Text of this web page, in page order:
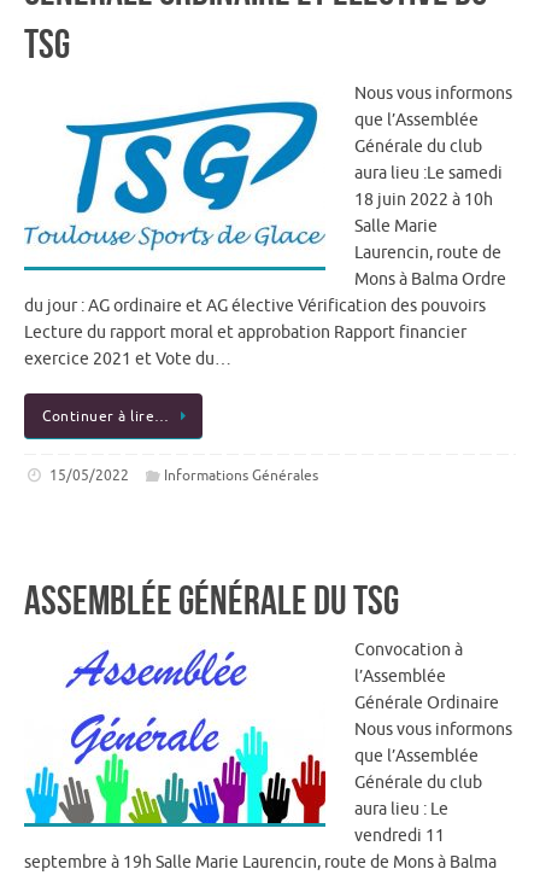
TSG
Nous vous informons
que l’Assemblée
Générale du club
aura lieu :Le samedi
18 juin 2022 à 10h
Salle Marie
Laurencin, route de
Mons à Balma Ordre
du jour : AG ordinaire et AG élective Vérification des pouvoirs
Lecture du rapport moral et approbation Rapport financier
exercice 2021 et Vote du…
Continuer à lire…
15/05/2022 Informations Générales
Assemblée Générale du TSG
Convocation à
l’Assemblée
Générale Ordinaire
Nous vous informons
que l’Assemblée
Générale du club
aura lieu : Le
vendredi 11
septembre à 19h Salle Marie Laurencin, route de Mons à Balma